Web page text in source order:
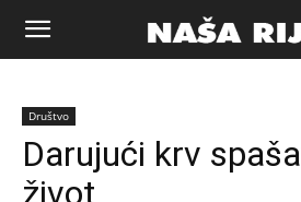
Naša
riječ
Društvo
Darujući krv
život